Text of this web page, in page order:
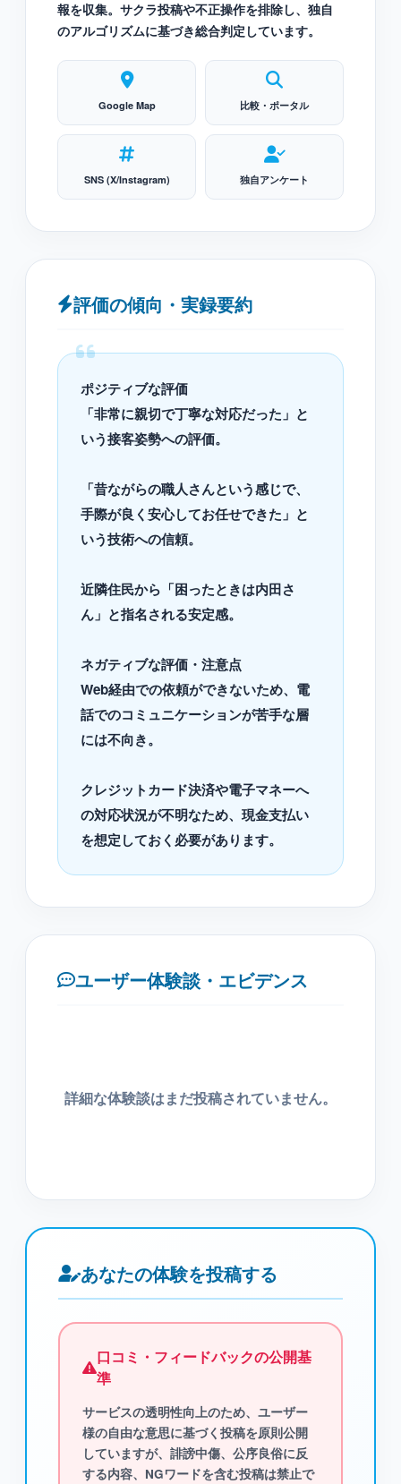
報を収集。サクラ投稿や不正操作を排除し、独自
のアルゴリズムに基づき総合判定しています。
Google Map 比較・ポータル
SNS (X/Instagram) 独自アンケート
評価の傾向・実録要約
ポジティブな評価
「非常に親切で丁寧な対応だった」と
いう接客姿勢への評価。
「昔ながらの職人さんという感じで、
手際が良く安心してお任せできた」と
いう技術への信頼。
近隣住民から「困ったときは内田さ
ん」と指名される安定感。
ネガティブな評価・注意点
Web経由での依頼ができないため、電
話でのコミュニケーションが苦手な層
には不向き。
クレジットカード決済や電子マネーへ
の対応状況が不明なため、現金支払い
を想定しておく必要があります。
ユーザー体験談・エビデンス
詳細な体験談はまだ投稿されていません。
あなたの体験を投稿する
口コミ・フィードバックの公開基
準
サービスの透明性向上のため、ユーザー
様の自由な意思に基づく投稿を原則公開
していますが、 誹謗中傷、公序良俗に反
する内容、NGワードを含む投稿は禁止で